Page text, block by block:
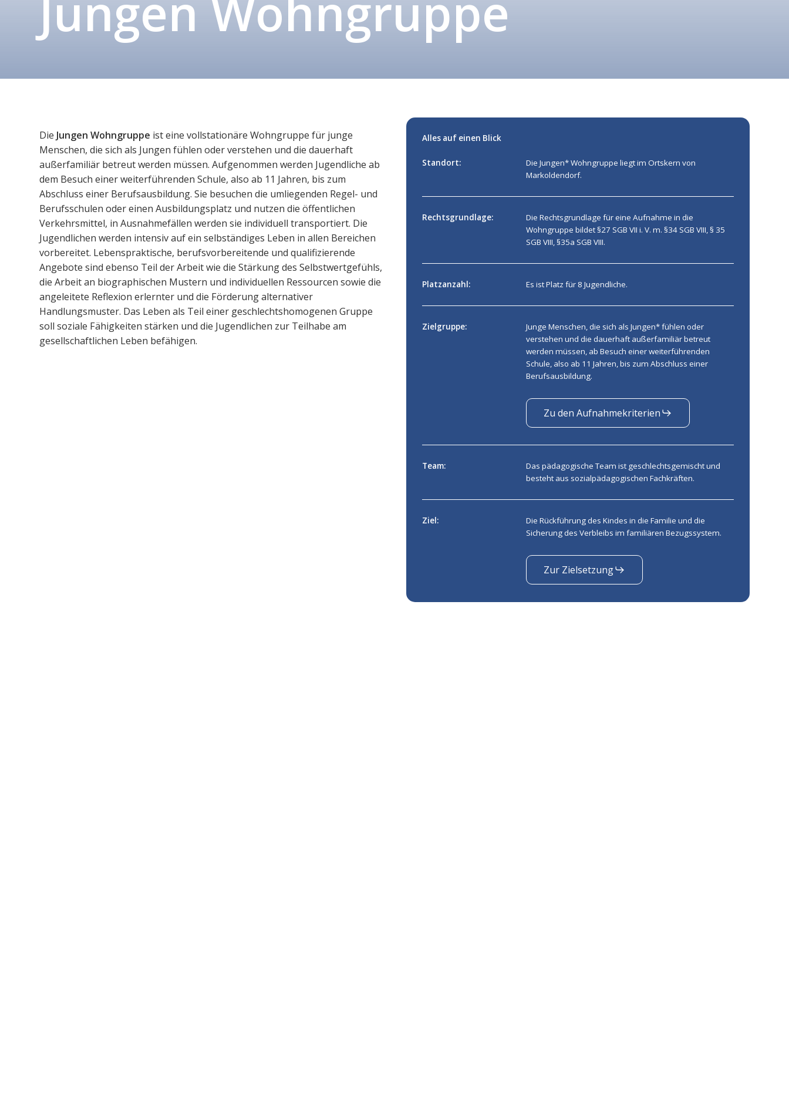
Jungen Wohngruppe
Die Jungen Wohngruppe ist eine vollstationäre Wohngruppe für junge
Menschen, die sich als Jungen fühlen oder verstehen und die dauerhaft
außerfamiliär betreut werden müssen. Aufgenommen werden Jugendliche ab
dem Besuch einer weiterführenden Schule, also ab 11 Jahren, bis zum
Abschluss einer Berufsausbildung. Sie besuchen die umliegenden Regel- und
Berufsschulen oder einen Ausbildungsplatz und nutzen die öffentlichen
Verkehrsmittel, in Ausnahmefällen werden sie individuell transportiert. Die
Jugendlichen werden intensiv auf ein selbständiges Leben in allen Bereichen
vorbereitet. Lebenspraktische, berufsvorbereitende und qualifizierende
Angebote sind ebenso Teil der Arbeit wie die Stärkung des Selbstwertgefühls,
die Arbeit an biographischen Mustern und individuellen Ressourcen sowie die
angeleitete Reflexion erlernter und die Förderung alternativer
Handlungsmuster. Das Leben als Teil einer geschlechtshomogenen Gruppe
soll soziale Fähigkeiten stärken und die Jugendlichen zur Teilhabe am
gesellschaftlichen Leben befähigen.
Alles auf einen Blick
Standort:
Die Jungen* Wohngruppe liegt im Ortskern von
Markoldendorf.
Rechtsgrundlage:
Die Rechtsgrundlage für eine Aufnahme in die
Wohngruppe bildet §27 SGB VII i. V. m. §34 SGB VIII, § 35
SGB VIII, §35a SGB VIII.
Platzanzahl: Es ist Platz für 8 Jugendliche.
Zielgruppe:
Junge Menschen, die sich als Jungen* fühlen oder
verstehen und die dauerhaft außerfamiliär betreut
werden müssen, ab Besuch einer weiterführenden
Schule, also ab 11 Jahren, bis zum Abschluss einer
Berufsausbildung.
Zu den Aufnahmekriterien
Team:
Das pädagogische Team ist geschlechtsgemischt und
besteht aus sozialpädagogischen Fachkräften.
Ziel:
Die Rückführung des Kindes in die Familie und die
Sicherung des Verbleibs im familiären Bezugssystem.
Zur Zielsetzung